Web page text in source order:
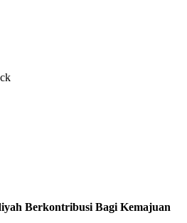
Berkontribusi Bagi Kemajuan